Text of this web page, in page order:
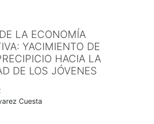
LA ECONOMÍA
YACIMIENTO DE
HACIA LA
DE LOS JÓVENES
Cuesta